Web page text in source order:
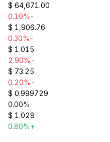
$ 64,671.00
-0.10%
$ 1,906.76
-0.30%
$ 1.015
-2.90%
$ 73.25
-0.20%
$ 0.999729
0.00%
$ 1.028
+0.80%